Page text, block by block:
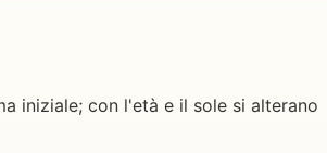
iniziale; con l'età e il sole si alterano